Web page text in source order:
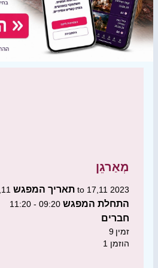
מְאַרגֵן
תאריך המפגש 17,11 2023 to 17,11 2023
התחלת המפגש 09:20 - 11:20
חברים
9 זמין
1 הוזמן